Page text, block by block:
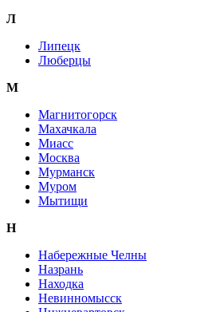
Л
Липецк
Люберцы
М
Магнитогорск
Махачкала
Миасс
Москва
Мурманск
Муром
Мытищи
Н
Набережные Челны
Назрань
Находка
Невинномысск